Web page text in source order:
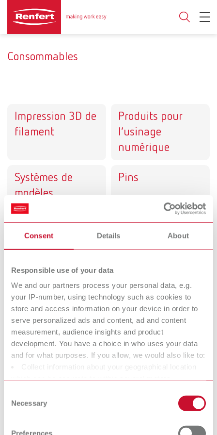
Consent Details About
Responsible use of your data
We and our partners process your personal data, e.g.
your IP-number, using technology such as cookies to
store and access information on your device in order to
serve personalized ads and content, ad and content
measurement, audience insights and product
development. You have a choice in who uses your data
and for what purposes. If you allow, we would also like to:
Collect information about your geographical location
characteristics (fingerprinting)
Find out more about how your personal data is processed
and set your preferences in the details section. You can
Selection
Necessary
Preferences
Consommables
Impression 3D de
filament
Produits pour
l’usinage
numérique
Systèmes de
modèles
Pins
Colles/Scellants/
Durcisseurs
Vernis espaceurs
Agents isolants
surface
Produits à
nettoyer
Moyens
auxiliaires
Cires pour
Pour un modelage naturel
Cires pour coulée